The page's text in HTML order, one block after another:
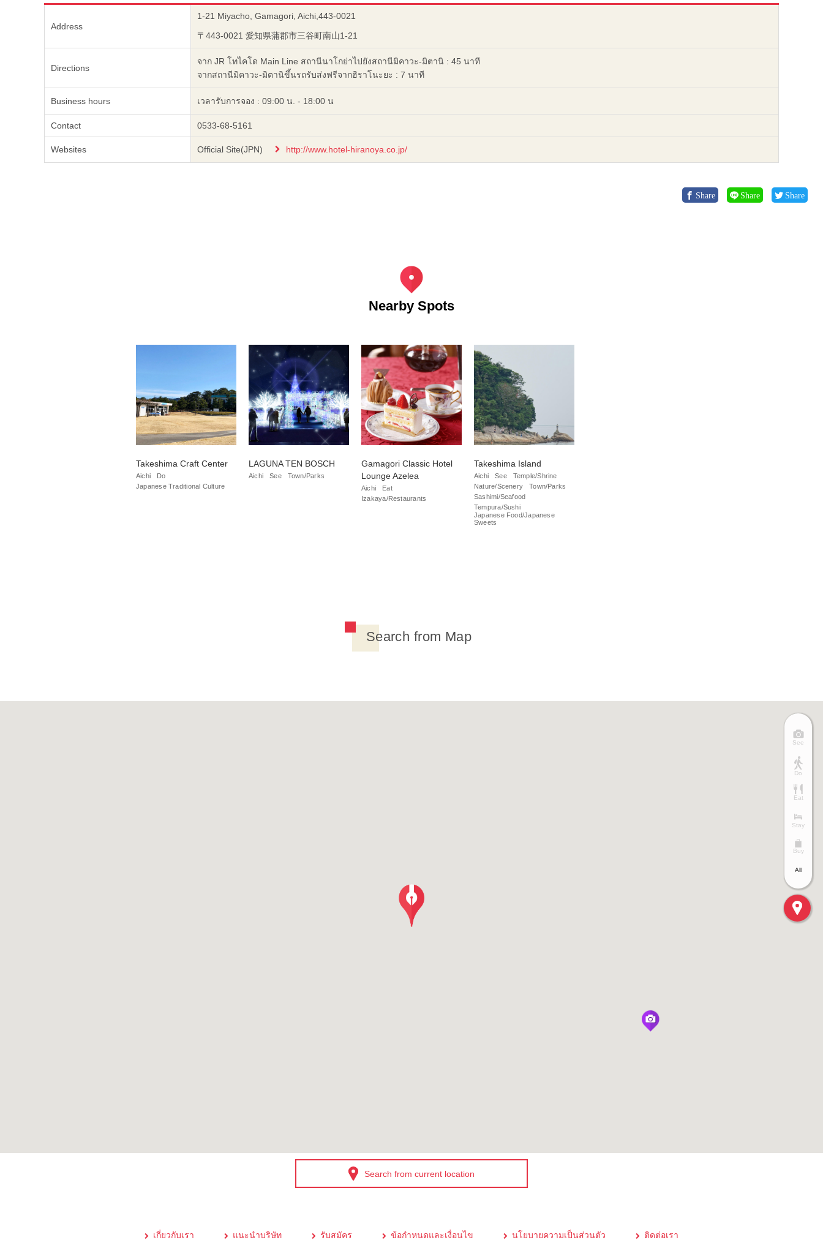
Address
1-21 Miyacho, Gamagori, Aichi,443-0021
〒443-0021 愛知県蒲郡市三谷町南山1-21
Directions
จาก JR โทไคโด Main Line สถานีนาโกย่าไปยังสถานีมิคาวะ-มิตานิ : 45 นาที
จากสถานีมิคาวะ-มิตานิขึ้นรถรับส่งฟรีจากฮิราโนะยะ : 7 นาที
Business hours เวลารับการจอง : 09:00 น. - 18:00 น
Contact 0533-68-5161
Websites Official Site(JPN) http://www.hotel-hiranoya.co.jp/
Share Share Share
Nearby Spots
Takeshima Craft Center
Aichi
Do
Japanese Traditional Culture
LAGUNA TEN BOSCH
Aichi See Town/Parks
Gamagori Classic Hotel
Lounge Azelea
Aichi
Eat
Izakaya/Restaurants
Takeshima Island
Aichi See
Temple/Shrine
Nature/Scenery
Town/Parks
Sashimi/Seafood
Tempura/Sushi
Japanese Food/Japanese
Sweets
Search from Map
See
Do
Eat
Stay
Buy
All
Search from current location
เกี่ยวกับเรา แนะนำบริษัท รับสมัคร ข้อกำหนดและเงื่อนไข นโยบายความเป็นส่วนตัว ติดต่อเรา